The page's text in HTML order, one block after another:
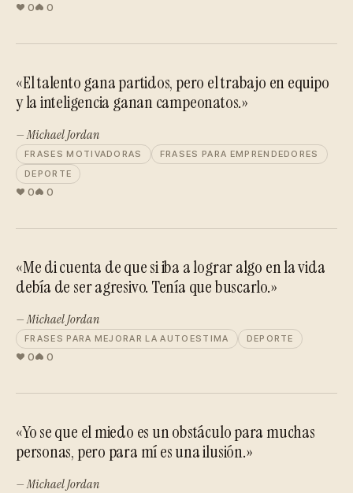
0 0
«El talento gana partidos, pero el trabajo en equipo
y la inteligencia ganan campeonatos.»
— Michael Jordan
FRASES MOTIVADORAS
FRASES PARA EMPRENDEDORES
DEPORTE
0 0
«Me di cuenta de que si iba a lograr algo en la vida
debía de ser agresivo. Tenía que buscarlo.»
— Michael Jordan
FRASES PARA MEJORAR LA AUTOESTIMA DEPORTE
0 0
«Yo se que el miedo es un obstáculo para muchas
personas, pero para mí es una ilusión.»
— Michael Jordan